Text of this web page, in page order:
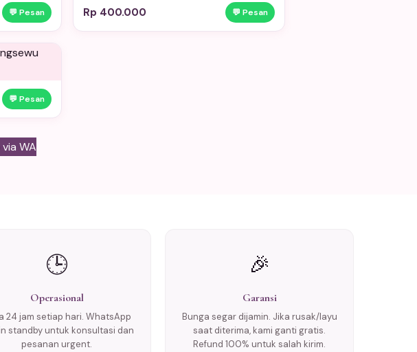
💬 Pesan Rp 400.000 💬 Pesan
💬 Pesan
WA
🕒
Operasional
24 jam setiap hari. WhatsApp
standby untuk konsultasi dan
pesanan urgent.
🎉
Garansi
Bunga segar dijamin. Jika rusak/layu
saat diterima, kami ganti gratis.
Refund 100% untuk salah kirim.